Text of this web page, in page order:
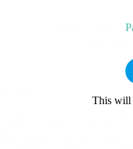
BALKAN TRIP
This will